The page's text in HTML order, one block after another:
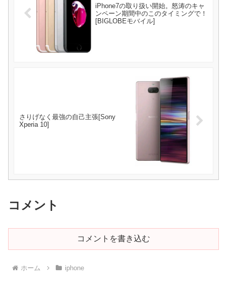
iPhone7の取り扱い開始。怒涛のキャ
ンペーン期間中のこのタイミングで！
[BIGLOBEモバイル]
さりげなく最強の自己主張[Sony
Xperia 10]
コメント
コメントを書き込む
ホーム iphone